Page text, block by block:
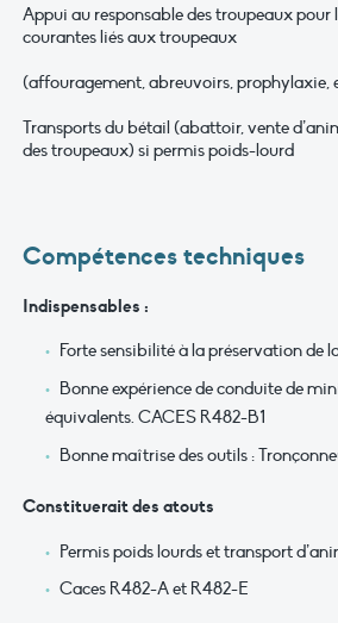
Appui au responsable des troupeaux pour
courantes liés aux troupeaux
(affouragement, abreuvoirs, prophylaxie,
Transports du bétail (abattoir, vente
des troupeaux) si permis poids-lourd
Compétences techniques
Indispensables :
Forte sensibilité à la préservation de
Bonne expérience de conduite de
équivalents. CACES R482-B1
Bonne maîtrise des outils :
Constituerait des atouts
Permis poids lourds et transport
Caces R482-A et R482-E